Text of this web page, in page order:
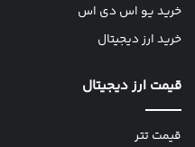
خرید یو اس دی اس
خرید ارز دیجیتال
قیمت ارز دیجیتال
قیمت تتر